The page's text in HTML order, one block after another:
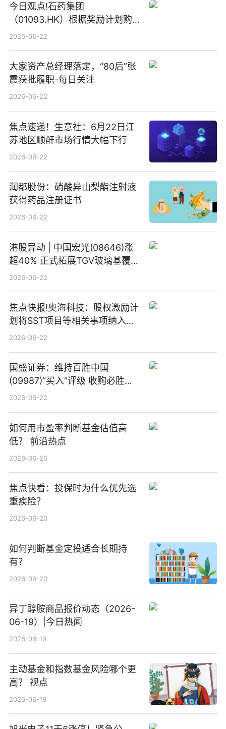
今日观点!石药集团
（01093.HK）根据奖励计划购
回580万股
2026-06-22
大家资产总经理落定，“80后”张
震获批履职-每日关注
2026-06-22
焦点速递！生意社：6月22日江
苏地区顺酐市场行情大幅下行
2026-06-22
润都股份：硝酸异山梨酯注射液
获得药品注册证书
2026-06-22
港股异动 | 中国宏光(08646)涨
超40% 正式拓展TGV玻璃基覆铜
板新材料业务
2026-06-22
焦点快报!奥海科技：股权激励计
划将SST项目等相关事项纳入专
项业务发展考核指标
2026-06-22
国盛证券：维持百胜中国
(09987)“买入”评级 收购必胜客
中国增厚利润加速成长 信息
2026-06-22
如何用市盈率判断基金估值高
低？ 前沿热点
2026-06-20
焦点快看：投保时为什么优先选
重疾险？
2026-06-20
如何判断基金定投适合长期持
有？
2026-06-20
异丁醇胺商品报价动态（2026-
06-19）|今日热闻
2026-06-19
主动基金和指数基金风险哪个更
高？ 视点
2026-06-19